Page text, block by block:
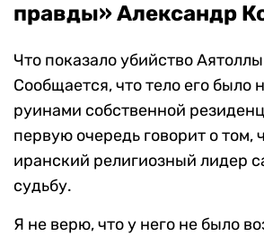
правды» Александр
Что показало убийство
Сообщается, что тело его было
руинами собственной
первую очередь говорит о том,
иранский религиозный лидер
судьбу.
Я не верю, что у него не было